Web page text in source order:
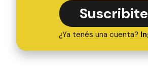
Suscribite
¿Ya tenés una cuenta?